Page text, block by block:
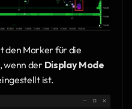
den Marker für die
wenn der Display Mode
ist.